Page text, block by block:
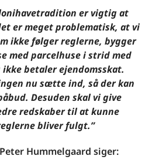
er vigtig at
er meget problematisk, at vi
ikke følger reglerne, bygger
med parcelhuse i strid med
betaler ejendomsskat.
nu sætte ind, så der kan
Desuden skal vi give
redskaber til at kunne
bliver fulgt.”
Hummelgaard siger: